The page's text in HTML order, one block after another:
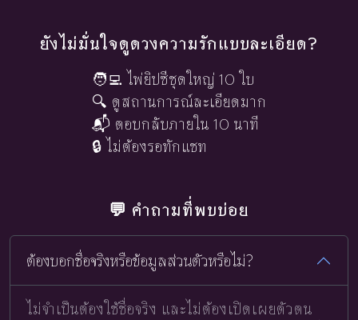
ยังไม่มั่นใจดูดวงความรักแบบละเอียด?
🧑‍💻 ไพ่ยิปซีชุดใหญ่ 10 ใบ
🔍 ดูสถานการณ์ละเอียดมาก
📬 ตอบกลับภายใน 10 นาที
🔒 ไม่ต้องรอทักแชท
💬 คำถามที่พบบ่อย
ต้องบอกชื่อจริงหรือข้อมูลส่วนตัวหรือไม่?
ไม่จำเป็นต้องใช้ชื่อจริง และไม่ต้องเปิดเผยตัวตน